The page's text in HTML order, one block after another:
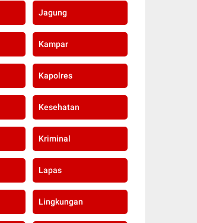
Jagung
Kampar
Kapolres
Kesehatan
Kriminal
Lapas
Lingkungan